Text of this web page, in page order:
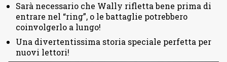
Sarà necessario che Wally rifletta bene prima di
entrare nel “ring”, o le battaglie potrebbero
coinvolgerlo a lungo!
Una divertentissima storia speciale perfetta per
nuovi lettori!